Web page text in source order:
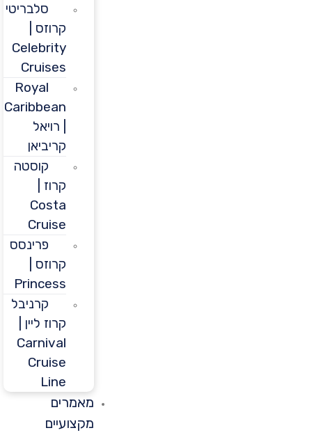
סלבריטי
קרוזס |
Celebrity
Cruises
Royal
Caribbean
קריביאן
קוסטה
Costa
Cruise
פרינסס
קרוזס |
Princess
קרניבל
קרוז ליין |
Carnival
Cruise
מאמרים
מקצועיים